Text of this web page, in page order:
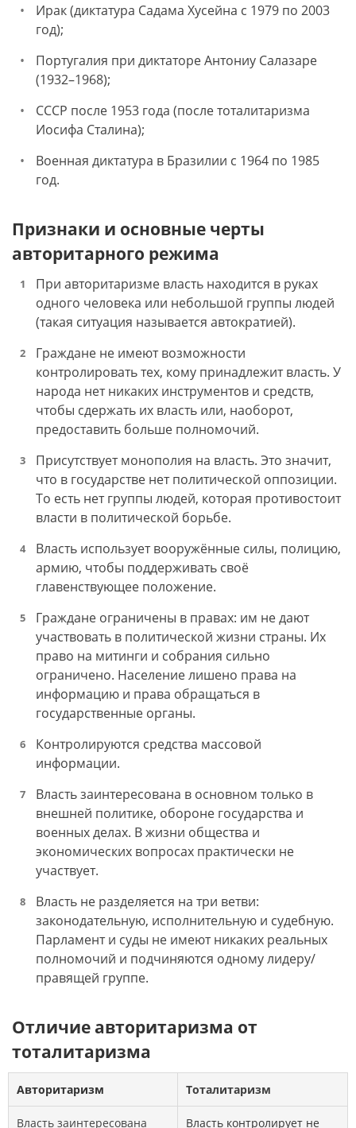
Ирак (диктатура Садама Хусейна с 1979 по 2003
год);
Португалия при диктаторе Антониу Салазаре
(1932–1968);
СССР после 1953 года (после тоталитаризма
Иосифа Сталина);
Военная диктатура в Бразилии с 1964 по 1985
год.
Признаки и основные черты
авторитарного режима
При авторитаризме власть находится в руках
одного человека или небольшой группы людей
(такая ситуация называется автократией).
Граждане не имеют возможности
контролировать тех, кому принадлежит власть. У
народа нет никаких инструментов и средств,
чтобы сдержать их власть или, наоборот,
предоставить больше полномочий.
Присутствует монополия на власть. Это значит,
что в государстве нет политической оппозиции.
То есть нет группы людей, которая противостоит
власти в политической борьбе.
Власть использует вооружённые силы, полицию,
армию, чтобы поддерживать своё
главенствующее положение.
Граждане ограничены в правах: им не дают
участвовать в политической жизни страны. Их
право на митинги и собрания сильно
ограничено. Население лишено права на
информацию и права обращаться в
государственные органы.
Контролируются средства массовой
информации.
Власть заинтересована в основном только в
внешней политике, обороне государства и
военных делах. В жизни общества и
экономических вопросах практически не
участвует.
Власть не разделяется на три ветви:
законодательную, исполнительную и судебную.
Парламент и суды не имеют никаких реальных
полномочий и подчиняются одному лидеру/
правящей группе.
Отличие авторитаризма от
тоталитаризма
Авторитаризм Тоталитаризм
Власть заинтересована Власть контролирует не